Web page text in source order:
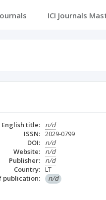
ICI Journals
English title:
n/d
ISSN: 2029-0799
DOI:
n/d
Website:
n/d
Publisher:
n/d
Country: LT
publication:
n/d